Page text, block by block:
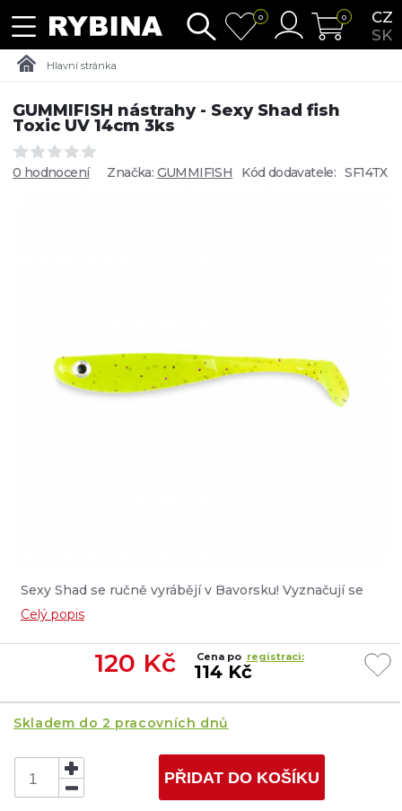
CZ
SK
0 0
Hlavní stránka
GUMMIFISH nástrahy - Sexy Shad fish
Toxic UV 14cm 3ks
0 hodnocení Značka: GUMMIFISH Kód dodavatele:SF14TX
Sexy Shad se ručně vyrábějí v Bavorsku! Vyznačují se
dokonalým chováním ve vodě....
Celý popis
120 Kč Cena po registraci:
114 Kč
Skladem do 2 pracovních dnů
PŘIDAT DO KOŠÍKU